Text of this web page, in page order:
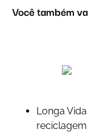
Você também
Longa